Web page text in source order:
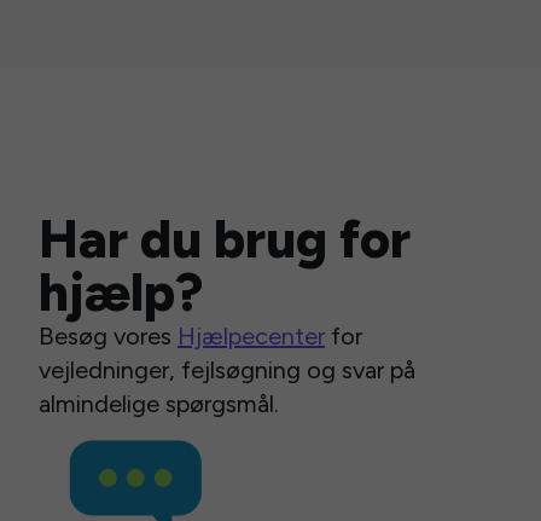
Har du brug for
hjælp?
Besøg vores Hjælpecenter for
vejledninger, fejlsøgning og svar på
almindelige spørgsmål.